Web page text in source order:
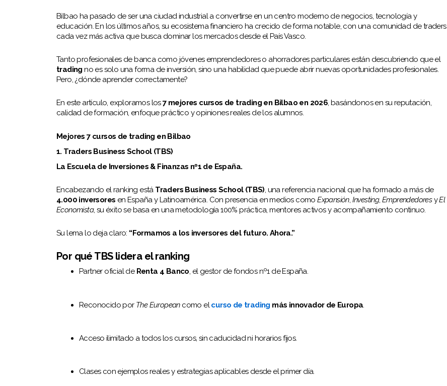
Bilbao ha pasado de ser una ciudad industrial a convertirse en un centro moderno de negocios, tecnología y
educación. En los últimos años, su ecosistema financiero ha crecido de forma notable, con una comunidad de traders
cada vez más activa que busca dominar los mercados desde el País Vasco.
Tanto profesionales de banca como jóvenes emprendedores o ahorradores particulares están descubriendo que el
trading no es solo una forma de inversión, sino una habilidad que puede abrir nuevas oportunidades profesionales.
Pero, ¿dónde aprender correctamente?
En este artículo, exploramos los7 mejores cursos de trading en Bilbao en 2026, basándonos en su reputación,
calidad de formación, enfoque práctico y opiniones reales de los alumnos.
Mejores 7 cursos de trading en Bilbao
1. Traders Business School (TBS)
La Escuela de Inversiones & Finanzas nº1 de España.
Encabezando el ranking está Traders Business School (TBS), una referencia nacional que ha formado a más de
4.000 inversores en España y Latinoamérica. Con presencia en medios comoExpansión, Investing,EmprendedoresyEl
Economista, su éxito se basa en una metodología 100% práctica, mentores activos y acompañamiento continuo.
Su lema lo deja claro: “Formamos a los inversores del futuro. Ahora.”
Por qué TBS lidera el ranking
Partner oficial de Renta 4 Banco, el gestor de fondos nº1 de España.
Reconocido por The Europeancomo elcurso de trading más innovador de Europa.
Acceso ilimitado a todos los cursos, sin caducidad ni horarios fijos.
Clases con ejemplos reales y estrategias aplicables desde el primer día.